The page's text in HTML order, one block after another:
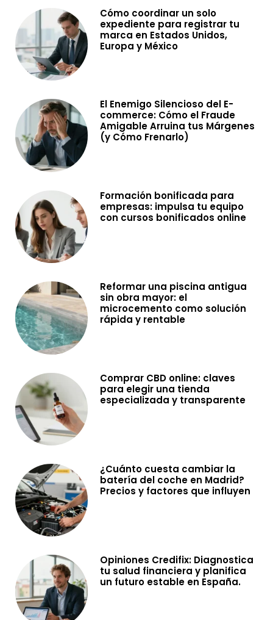
Cómo coordinar un solo
expediente para registrar tu
marca en Estados Unidos,
Europa y México
El Enemigo Silencioso del E-
commerce: Cómo el Fraude
Amigable Arruina tus Márgenes
(y Cómo Frenarlo)
Formación bonificada para
empresas: impulsa tu equipo
con cursos bonificados online
Reformar una piscina antigua
sin obra mayor: el
microcemento como solución
rápida y rentable
Comprar CBD online: claves
para elegir una tienda
especializada y transparente
¿Cuánto cuesta cambiar la
batería del coche en Madrid?
Precios y factores que influyen
Opiniones Credifix: Diagnostica
tu salud financiera y planifica
un futuro estable en España.